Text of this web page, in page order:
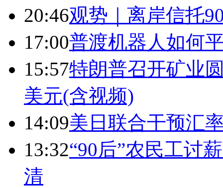
20:46观势｜离岸信托
17:00普渡机器人如何
15:57特朗普召开矿业
美元(含视频)
14:09美日联合干预汇
13:32“90后”农民工讨
清